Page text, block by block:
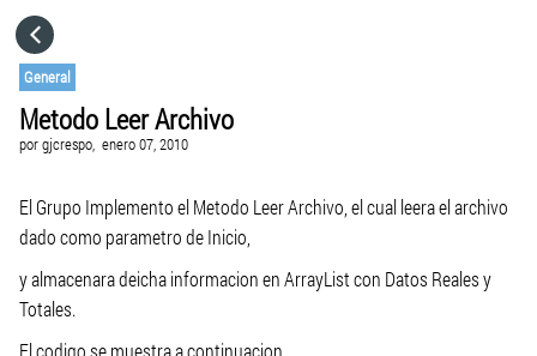
General
Metodo Leer Archivo
porgjcrespo, enero 07, 2010
El Grupo Implemento el Metodo Leer Archivo, el cual leera el archivo
dado como parametro de Inicio,
y almacenara deicha informacion en ArrayList con Datos Reales y
Totales.
El codigo se muestra a continuacion.
CATEGORÍAS
IR A
VISITA EL SITIO WEB